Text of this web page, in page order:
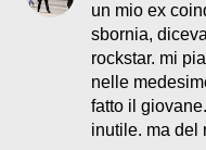
un mio ex
sbornia,
rockstar. mi
nelle
fatto il
inutile. ma del